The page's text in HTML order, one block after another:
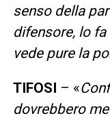
senso della
difensore, lo
vede pure la
TIFOSI – «
dovrebbero